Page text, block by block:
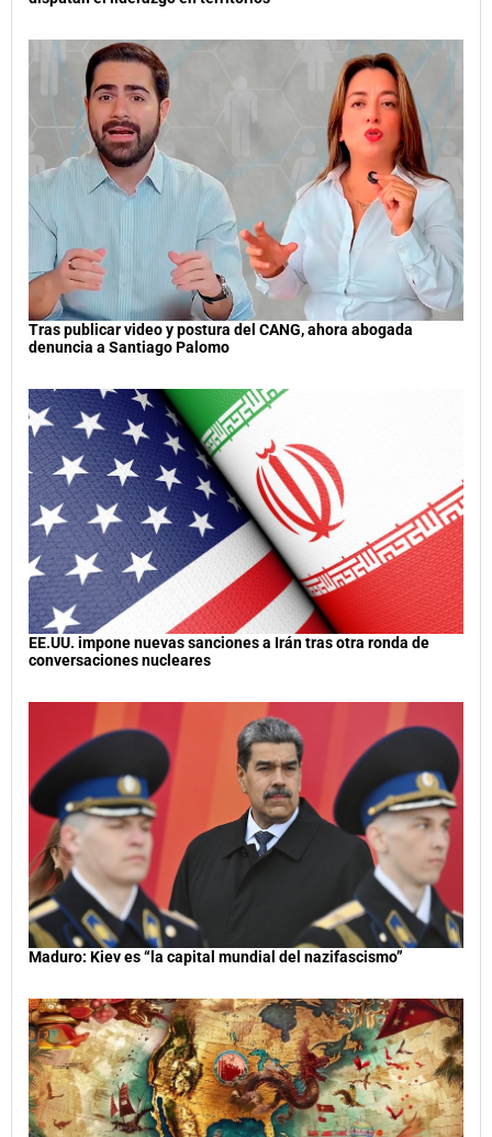
Tras publicar video y postura del CANG, ahora abogada
denuncia a Santiago Palomo
EE.UU. impone nuevas sanciones a Irán tras otra ronda de
conversaciones nucleares
Maduro: Kiev es “la capital mundial del nazifascismo”